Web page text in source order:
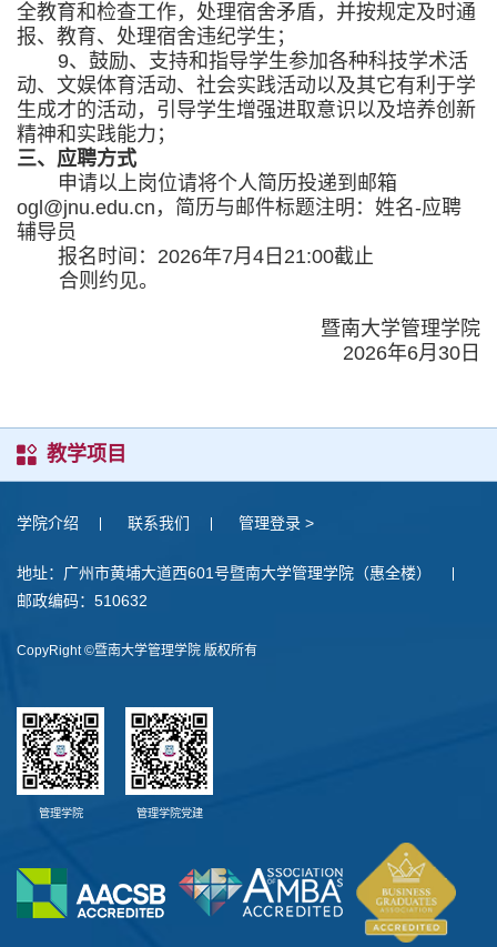
全教育和检查工作，处理宿舍矛盾，并按规定及时通
报、教育、处理宿舍违纪学生；
9、鼓励、支持和指导学生参加各种科技学术活
动、文娱体育活动、社会实践活动以及其它有利于学
生成才的活动，引导学生增强进取意识以及培养创新
精神和实践能力；
三、应聘方式
申请以上岗位请将个人简历投递到邮箱
ogl@jnu.edu.cn ，简历与邮件标题注明：姓名-应聘
辅导员
报名时间： 2026年7月4 日 21:00截止
合则约见。
暨南大学管理学院
2026年6月 30 日
教学项目
学院介绍 联系我们 管理登录 >
地址：广州市黄埔大道西601号暨南大学管理学院（惠全楼）
邮政编码：510632
CopyRight ©暨南大学管理学院 版权所有
管理学院 管理学院党建